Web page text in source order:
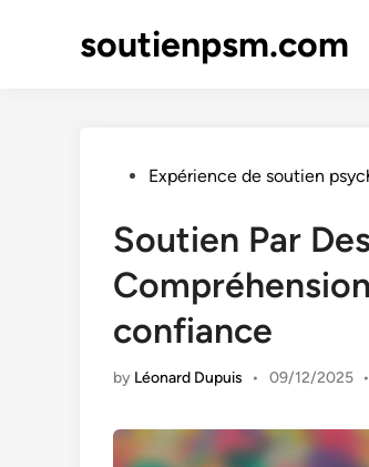
soutienpsm.com
PostedExpérience de soutien
Soutien Par
confiance
by Léonard Dupuis • 09/12/2025 •